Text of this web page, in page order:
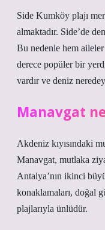
Side Kumköy plajı
almaktadır. Side’de
Bu nedenle hem
derece popüler bir
vardır ve deniz
Manavgat
Akdeniz kıyısındaki
Manavgat, mutlaka
Antalya’nın ikinci
konaklamaları, doğal
plajlarıyla ünlüdür.